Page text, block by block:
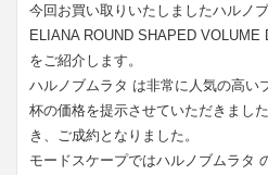
今回お買い取りいたしましたハルノ
ELIANA ROUND SHAPED VOLUME
をご紹介します。
ハルノブムラタ は非常に人気の高い
杯の価格を提示させていただきまし
き、ご成約となりました。
モードスケープではハルノブムラタ